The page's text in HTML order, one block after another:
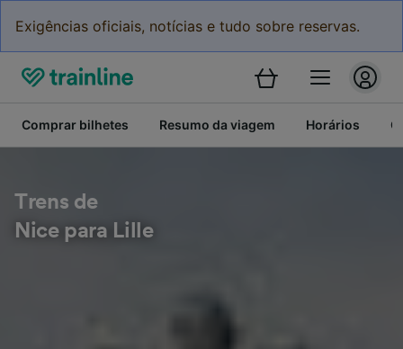
Exigências oficiais, notícias e tudo sobre reservas.
Comprar bilhetes Resumo da viagem Horários
Trens de
Nice para Lille